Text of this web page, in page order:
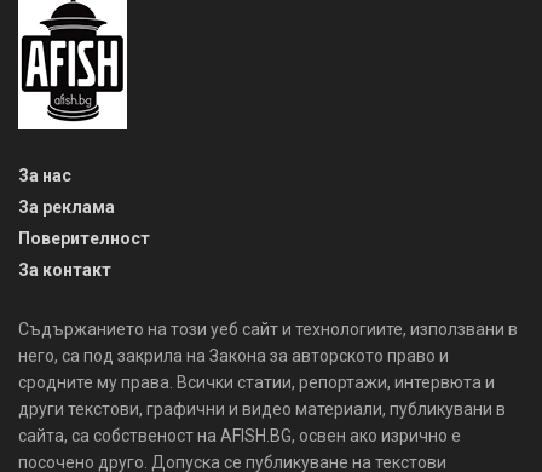
За нас
За реклама
Поверителност
За контакт
Съдържанието на този уеб сайт и технологиите, използвани в
него, са под закрила на Закона за авторското право и
сродните му права. Всички статии, репортажи, интервюта и
други текстови, графични и видео материали, публикувани в
сайта, са собственост на AFISH.BG, освен ако изрично е
посочено друго. Допуска се публикуване на текстови